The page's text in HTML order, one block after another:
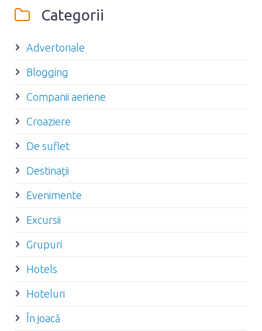
Categorii
Advertoriale
Blogging
Companii aeriene
Croaziere
De suflet
Destinaţii
Evenimente
Excursii
Grupuri
Hotels
Hoteluri
În joacă